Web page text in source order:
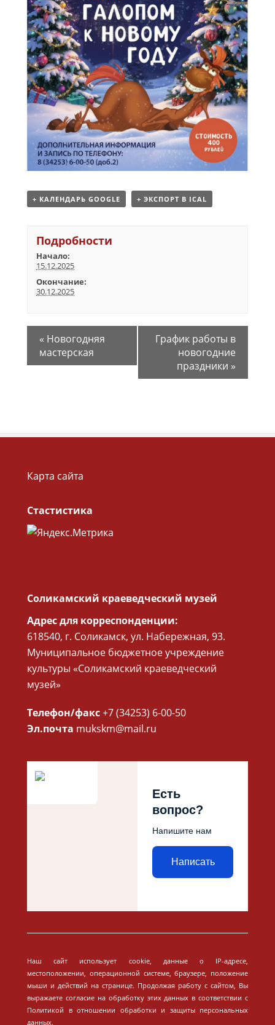
+ КАЛЕНДАРЬ GOOGLE + ЭКСПОРТ В ICAL
Подробности
Начало:
15.12.2025
Окончание:
30.12.2025
« Новогодняя
мастерская
График работы в
новогодние
праздники »
Карта сайта
Стастистика
Соликамский краеведческий музей
Адрес для корреспонденции:
618540, г. Соликамск, ул. Набережная, 93.
Муниципальное бюджетное учреждение
культуры «Соликамский краеведческий
музей»
Телефон/факс+7 (34253) 6-00-50
Эл.почта mukskm@mail.ru
Есть
вопрос?
Напишите нам
Написать
Наш сайт использует cookie, данные о IP-адресе,
местоположении, операционной системе, браузере, положение
мыши и действий на странице. Продолжая работу с сайтом, Вы
выражаете согласие на обработку этих данных в соответствии с
Политикой в отношении обработки и защиты персональных
данных.